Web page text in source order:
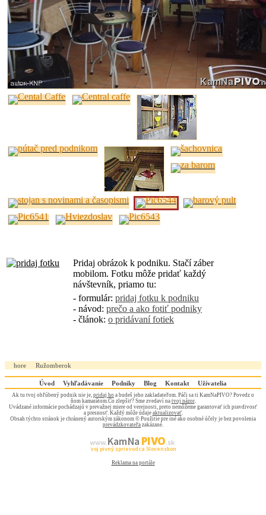
Pridaj obrázok k podniku. Stačí záber
mobilom. Fotku môže pridať každý
návštevník, priamo tu:
- formulár: pridaj fotku k podniku
- návod: prečo a ako fotiť podniky
- článok: o pridávaní fotiek
hore Ružomberok
Úvod Vyhľadávanie Podniky Blog Kontakt Užívatelia
Ak tu tvoj obľúbený podnik nie je, pridaj ho a budeš jeho zakladateľom. Páči sa ti KamNaPIVO? Povedz o
ňom kamarátom.Čo zlepšiť? Sme zvedaví na tvoj názor.
Uvádzané informácie pochádzajú v prevažnej miere od verejnosti, preto nemôžeme garantovať ich pravdivosť
a presnosť. Každý môže údaje aktualizovať.
Obsah týchto stránok je chránený autorským zákonom © Použitie pre iné ako osobné účely je bez povolenia
prevádzkovateľa zakázané.
www.Kam Na PIVO.sk
Tvoj pivný sprievodca Slovenskom
Reklama na portále